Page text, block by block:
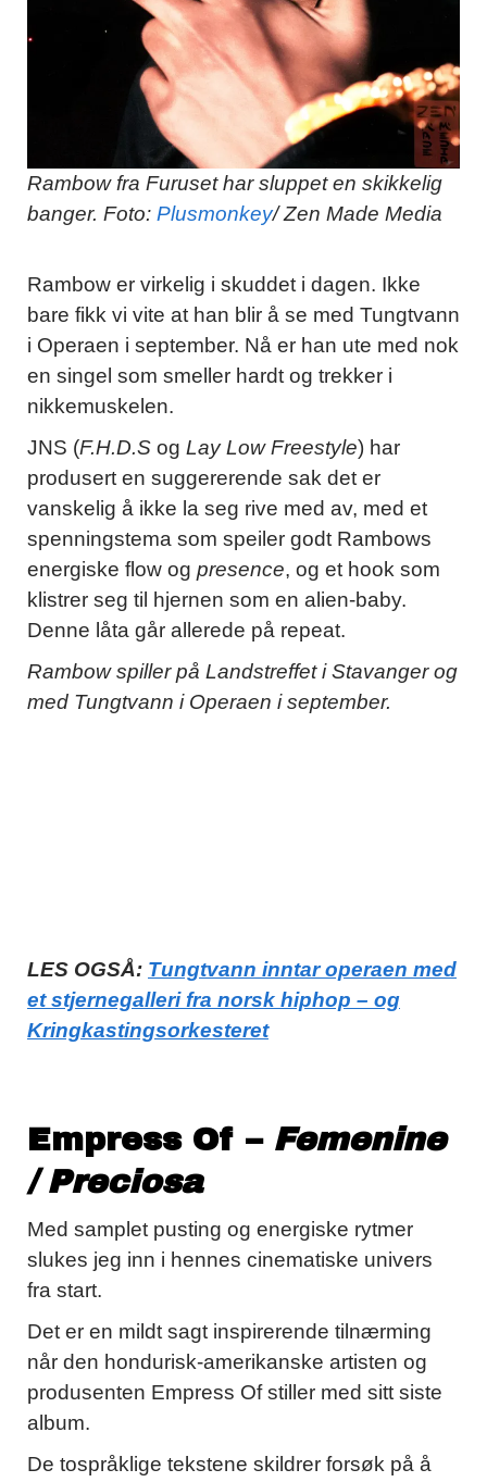
Rambow fra Furuset har sluppet en skikkelig
banger. Foto: Plusmonkey/ Zen Made Media
Rambow er virkelig i skuddet i dagen. Ikke
bare fikk vi vite at han blir å se med Tungtvann
i Operaen i september. Nå er han ute med nok
en singel som smeller hardt og trekker i
nikkemuskelen.
JNS (F.H.D.S og Lay Low Freestyle) har
produsert en suggererende sak det er
vanskelig å ikke la seg rive med av, med et
spenningstema som speiler godt Rambows
energiske flow og presence, og et hook som
klistrer seg til hjernen som en alien-baby.
Denne låta går allerede på repeat.
Rambow spiller på Landstreffet i Stavanger og
med Tungtvann i Operaen i september.
LES OGSÅ: Tungtvann inntar operaen med
et stjernegalleri fra norsk hiphop – og
Kringkastingsorkesteret
Empress Of – Femenine
/ Preciosa
Med samplet pusting og energiske rytmer
slukes jeg inn i hennes cinematiske univers
fra start.
Det er en mildt sagt inspirerende tilnærming
når den hondurisk-amerikanske artisten og
produsenten Empress Of stiller med sitt siste
album.
De tospråklige tekstene skildrer forsøk på å